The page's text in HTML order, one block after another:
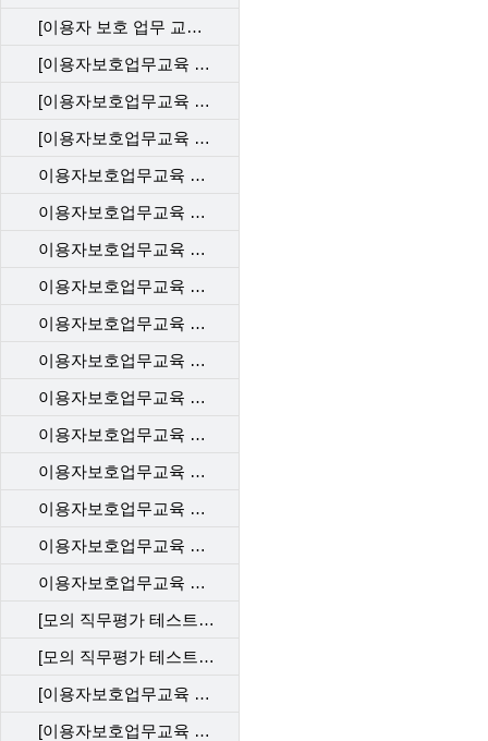
[이용자 보호 업무 교육] 직무 평가 202412_LGU
[이용자보호업무교육 사후관리 직무평가 202310_KT]
[이용자보호업무교육 사후관리 직무평가 202310_LGU]
[이용자보호업무교육 사후관리 직무평가 202310_SKT]
이용자보호업무교육 사후관리 직무평가 202306_SKT
이용자보호업무교육 사후관리 직무평가 202306_LGU
이용자보호업무교육 사후관리 직무평가 202304_SKT
이용자보호업무교육 사후관리 직무평가 202304_LGU
이용자보호업무교육 사후관리 직무평가 202302_SKT
이용자보호업무교육 사후관리 직무평가 202302_KT
이용자보호업무교육 사후관리 직무평가 202302_LGU+
이용자보호업무교육 사후관리 직무평가 202212_SKT
이용자보호업무교육 사후관리 직무평가 202212_KT
이용자보호업무교육 사후관리 직무평가 202212_LGU+
이용자보호업무교육 사후관리 직무평가 202206_SKT
이용자보호업무교육 사후관리 직무평가 202206_KT
[모의 직무평가 테스트 202204_SKT]
[모의 직무평가 테스트202204_KT]
[이용자보호업무교육 사후관리 직무평가 202204_SKT]
[이용자보호업무교육 사후관리 직무평가 202204_KT]